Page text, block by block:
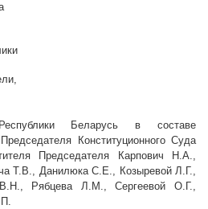
Беларусь в составе
Конституционного Суда
Председателя Карпович Н.А.,
Т.В., Данилюка С.Е., Козыревой Л.Г.,
Рябцева Л.М., Сергеевой О.Г.,